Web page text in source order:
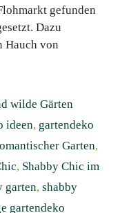
gefunden
Dazu
Hauch von
wilde Gärten
ideen, gartendeko
Garten,
, Shabby Chic im
garten, shabby
gartendeko